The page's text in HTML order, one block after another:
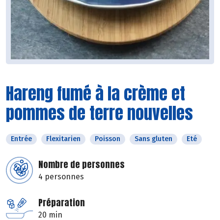
Hareng fumé à la crème et
pommes de terre nouvelles
Entrée Flexitarien Poisson Sans gluten Eté
Nombre de personnes
4 personnes
Préparation
20 min